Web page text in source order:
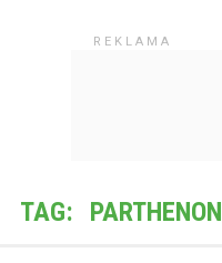
TAG: PARTHENON